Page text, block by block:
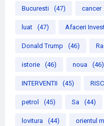
Bucuresti (47) cancer
luat (47) Afaceri
Donald Trump (46)
istorie (46) noua (46)
INTERVENTII (45) RISC
petrol (45) Sa (44)
lovitura (44) orientul